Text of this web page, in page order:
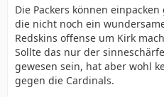
Die Packers können
die nicht noch ein
Redskins offense um Kirk
Sollte das nur der
gewesen sein, hat aber wohl
gegen die Cardinals.